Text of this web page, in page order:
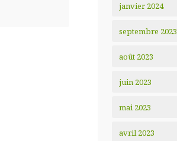
janvier 2024
septembre 2023
août 2023
juin 2023
mai 2023
avril 2023